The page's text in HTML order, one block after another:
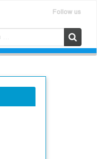
Follow us